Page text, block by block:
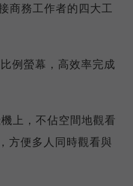
商務工作者的四大工
例螢幕，高效率完成
上，不佔空間地觀看
方便多人同時觀看與